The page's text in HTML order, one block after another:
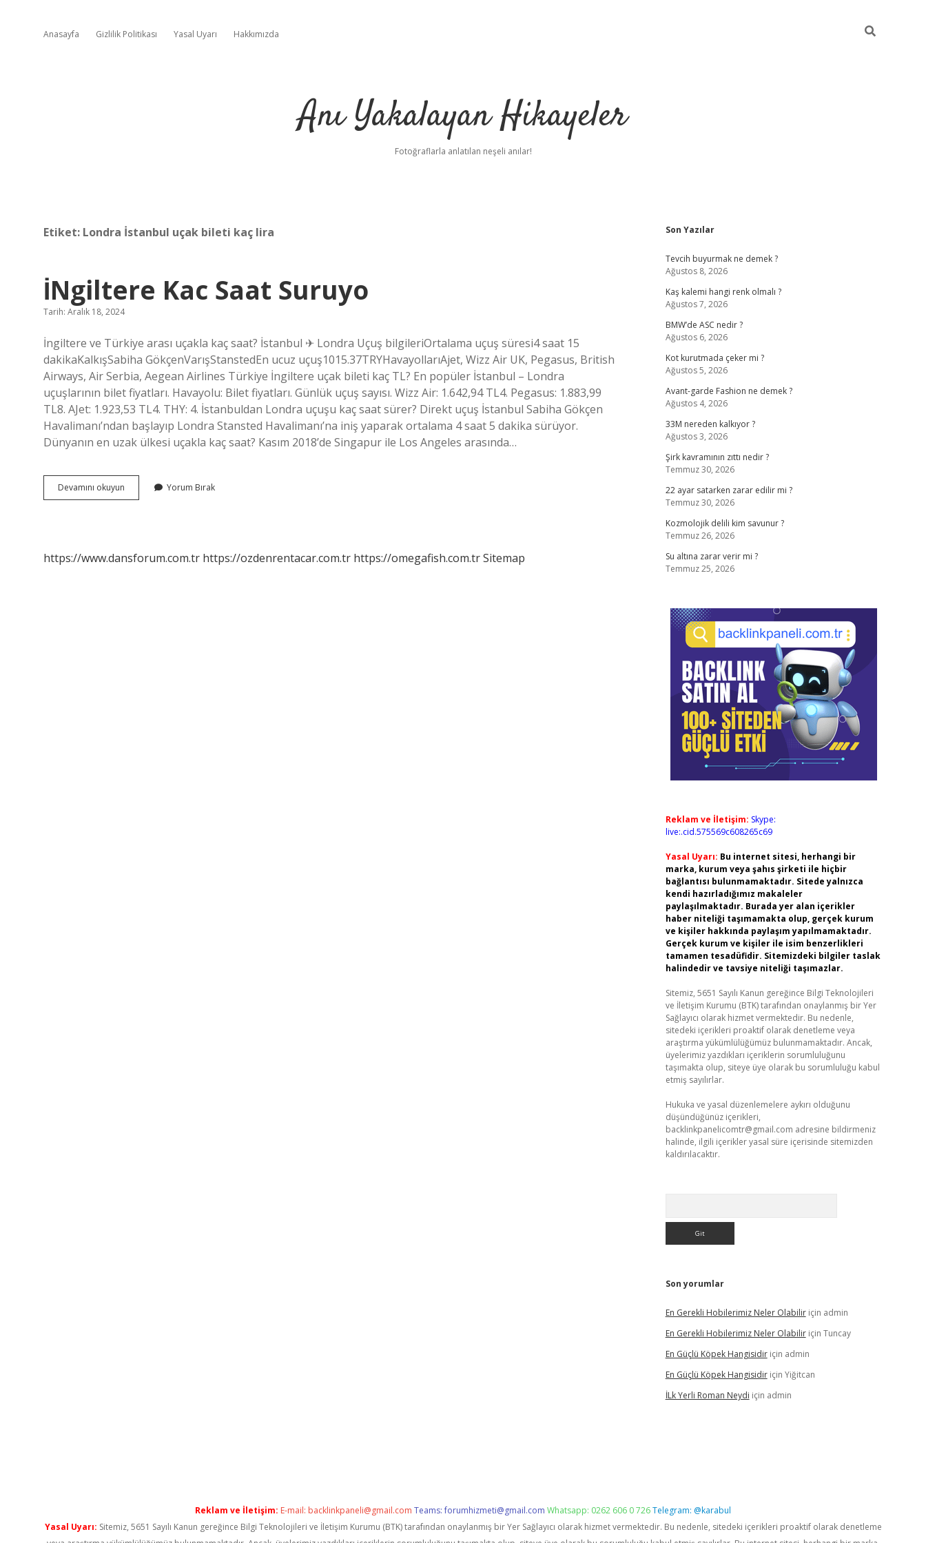
Anasayfa Gizlilik Politikası Yasal Uyarı Hakkımızda
Anı Yakalayan Hikayeler
Fotoğraflarla anlatılan neşeli anılar!
Etiket: Londra İstanbul uçak bileti kaç lira
İNgiltere Kac Saat Suruyo
Tarih: Aralık 18, 2024
İngiltere ve Türkiye arası uçakla kaç saat? İstanbul ✈ Londra Uçuş bilgileriOrtalama uçuş süresi4 saat 15
dakikaKalkışSabiha GökçenVarışStanstedEn ucuz uçuş1015.37TRYHavayollarıAjet, Wizz Air UK, Pegasus, British
Airways, Air Serbia, Aegean Airlines Türkiye İngiltere uçak bileti kaç TL? En popüler İstanbul – Londra
uçuşlarının bilet fiyatları. Havayolu: Bilet fiyatları. Günlük uçuş sayısı. Wizz Air: 1.642,94 TL4. Pegasus: 1.883,99
TL8. AJet: 1.923,53 TL4. THY: 4. İstanbuldan Londra uçuşu kaç saat sürer? Direkt uçuş İstanbul Sabiha Gökçen
Havalimanı’ndan başlayıp Londra Stansted Havalimanı’na iniş yaparak ortalama 4 saat 5 dakika sürüyor.
Dünyanın en uzak ülkesi uçakla kaç saat? Kasım 2018’de Singapur ile Los Angeles arasında…
Devamını okuyun İNgiltere
Kac
Yorum Bırak
https://www.dansforum.com.tr https://ozdenrentacar.com.tr https://omegafish.com.trSitemap
Sidebar
Son Yazılar
Tevcih buyurmak ne demek ?
Ağustos 8, 2026
Kaş kalemi hangi renk olmalı ?
Ağustos 7, 2026
BMW’de ASC nedir ?
Ağustos 6, 2026
Kot kurutmada çeker mi ?
Ağustos 5, 2026
Avant-garde Fashion ne demek ?
Ağustos 4, 2026
33M nereden kalkıyor ?
Ağustos 3, 2026
Şirk kavramının zıttı nedir ?
Temmuz 30, 2026
22 ayar satarken zarar edilir mi ?
Temmuz 30, 2026
Kozmolojik delili kim savunur ?
Temmuz 26, 2026
Su altına zarar verir mi ?
Temmuz 25, 2026
Reklam ve İletişim: Skype:
live:.cid.575569c608265c69
Yasal Uyarı: Bu internet sitesi, herhangi bir
marka, kurum veya şahıs şirketi ile hiçbir
bağlantısı bulunmamaktadır. Sitede yalnızca
kendi hazırladığımız makaleler
paylaşılmaktadır. Burada yer alan içerikler
haber niteliği taşımamakta olup, gerçek kurum
ve kişiler hakkında paylaşım yapılmamaktadır.
Gerçek kurum ve kişiler ile isim benzerlikleri
tamamen tesadüfidir. Sitemizdeki bilgiler taslak
halindedir ve tavsiye niteliği taşımazlar.
Sitemiz, 5651 Sayılı Kanun gereğince Bilgi Teknolojileri
ve İletişim Kurumu (BTK) tarafından onaylanmış bir Yer
Sağlayıcı olarak hizmet vermektedir. Bu nedenle,
sitedeki içerikleri proaktif olarak denetleme veya
araştırma yükümlülüğümüz bulunmamaktadır. Ancak,
üyelerimiz yazdıkları içeriklerin sorumluluğunu
taşımakta olup, siteye üye olarak bu sorumluluğu kabul
etmiş sayılırlar.
Hukuka ve yasal düzenlemelere aykırı olduğunu
düşündüğünüz içerikleri,
backlinkpanelicomtr@gmail.com adresine bildirmeniz
halinde, ilgili içerikler yasal süre içerisinde sitemizden
kaldırılacaktır.
Son yorumlar
En Gerekli Hobilerimiz Neler Olabiliriçin admin
En Gerekli Hobilerimiz Neler Olabiliriçin Tuncay
En Güçlü Köpek Hangisidiriçin admin
En Güçlü Köpek Hangisidiriçin Yiğitcan
İLk Yerli Roman Neydi için admin
Reklam ve İletişim: E-mail: backlinkpaneli@gmail.com Teams:forumhizmeti@gmail.com Whatsapp: 0262 606 0 726Telegram: @karabul
Yasal Uyarı: Sitemiz, 5651 Sayılı Kanun gereğince Bilgi Teknolojileri ve İletişim Kurumu (BTK) tarafından onaylanmış bir Yer Sağlayıcı olarak hizmet vermektedir. Bu nedenle, sitedeki içerikleri proaktif olarak denetleme